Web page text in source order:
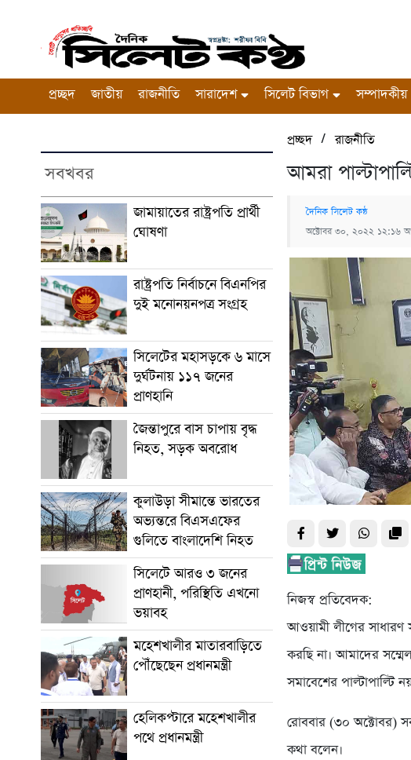
প্রচ্ছদ জাতীয় রাজনীতি সারাদেশ সিলেট বিভাগ সম্পাদকীয়
সবখবর
জামায়াতের রাষ্ট্রপতি প্রার্থী
ঘোষণা
রাষ্ট্রপতি নির্বাচনে বিএনপির
দুই মনোনয়নপত্র সংগ্রহ
সিলেটের মহাসড়কে ৬ মাসে
দুর্ঘটনায় ১১৭ জনের
প্রাণহানি
জৈন্তাপুরে বাস চাপায় বৃদ্ধ
নিহত, সড়ক অবরোধ
কুলাউড়া সীমান্তে ভারতের
অভ্যন্তরে বিএসএফের
গুলিতে বাংলাদেশি নিহত
সিলেটে আরও ৩ জনের
প্রাণহানী, পরিস্থিতি এখনো
ভয়াবহ
মহেশখালীর মাতারবাড়িতে
পৌঁছেছেন প্রধানমন্ত্রী
হেলিকপ্টারে মহেশখালীর
পথে প্রধানমন্ত্রী
প্রচ্ছদ/রাজনীতি
আমরা
দৈনিক সিলেট কন্ঠ
অক্টোবর ৩০, ২০২২ ১২:১৬
নিজস্ব প্রতিবেদক:
আওয়ামী লীগের
করছি না। আমাদের
সমাবেশের পাল্টাপাল্টি
রোববার (৩০ অক্টোবর)
কথা বলেন।